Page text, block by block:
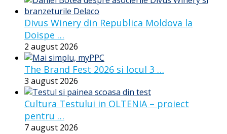
Divus Winery din Republica Moldova la
Doispe …
2 august 2026
The Brand Fest 2026 si locul 3 …
3 august 2026
Cultura Testului in OLTENIA – proiect
pentru …
7 august 2026